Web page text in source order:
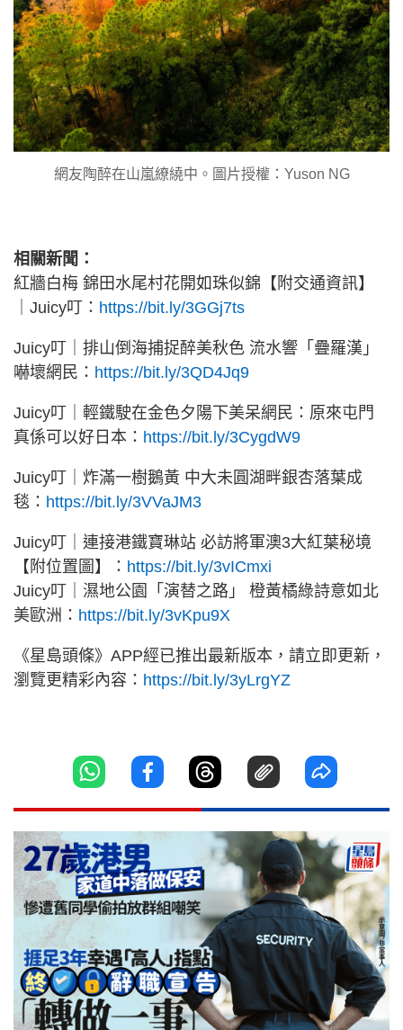
網友陶醉在山嵐繚繞中。圖片授權：Yuson NG
相關新聞：
紅牆白梅 錦田水尾村花開如珠似錦【附交通資訊】
｜Juicy叮： https://bit.ly/3GGj7ts
Juicy叮｜排山倒海捕捉醉美秋色 流水響「疊羅漢」
嚇壞網民： https://bit.ly/3QD4Jq9
Juicy叮｜輕鐵駛在金色夕陽下美呆網民：原來屯門
真係可以好日本： https://bit.ly/3CygdW9
Juicy叮｜炸滿一樹鵝黃 中大未圓湖畔銀杏落葉成
毯： https://bit.ly/3VVaJM3
Juicy叮｜連接港鐵寶琳站 必訪將軍澳3大紅葉秘境
【附位置圖】： https://bit.ly/3vICmxi
Juicy叮｜濕地公園「演替之路」 橙黃橘綠詩意如北
美歐洲： https://bit.ly/3vKpu9X
《星島頭條》APP經已推出最新版本，請立即更新，
瀏覽更精彩內容： https://bit.ly/3yLrgYZ